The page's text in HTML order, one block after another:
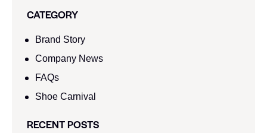
CATEGORY
Brand Story
Company News
FAQs
Shoe Carnival​
RECENT POSTS